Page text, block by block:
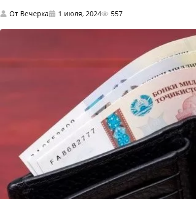
От Вечерка 1 июля, 2024 557